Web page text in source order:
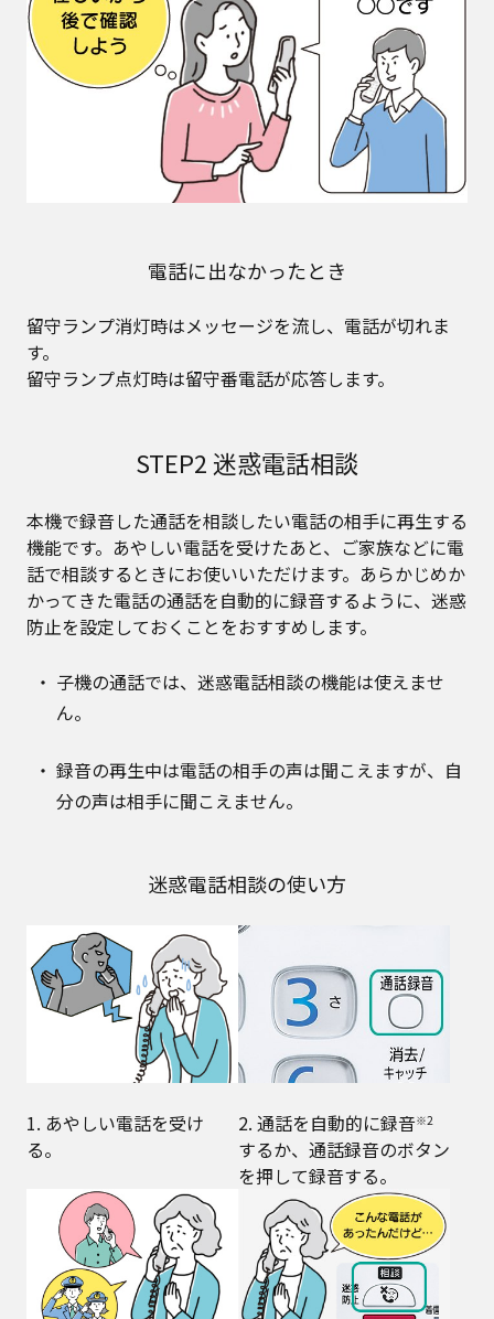
電話に出なかったとき
留守ランプ消灯時はメッセージを流し、電話が切れま
す。
留守ランプ点灯時は留守番電話が応答します。
STEP2 迷惑電話相談
本機で録音した通話を相談したい電話の相手に再生する
機能です。あやしい電話を受けたあと、ご家族などに電
話で相談するときにお使いいただけます。あらかじめか
かってきた電話の通話を自動的に録音するように、迷惑
防止を設定しておくことをおすすめします。
子機の通話では、迷惑電話相談の機能は使えませ
ん。
録音の再生中は電話の相手の声は聞こえますが、自
分の声は相手に聞こえません。
迷惑電話相談の使い方
1. あやしい電話を受け
る。
2. 通話を自動的に録音※2
するか、通話録音のボタン
を押して録音する。